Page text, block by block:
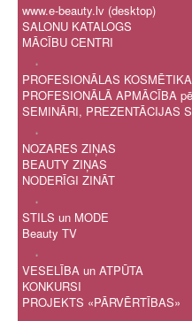
www.e-beauty.lv (desktop)
SALONU KATALOGS
MĀCĪBU CENTRI
.
PROFESIONĀLAS
PROFESIONĀLĀ APMĀCĪBA
SEMINĀRI, PREZENTĀCIJAS
.
NOZARES ZIŅAS
BEAUTY ZIŅAS
NODERĪGI ZINĀT
.
STILS un MODE
Beauty TV
.
VESELĪBA un ATPŪTA
KONKURSI
PROJEKTS «PĀRVĒRTĪBAS»